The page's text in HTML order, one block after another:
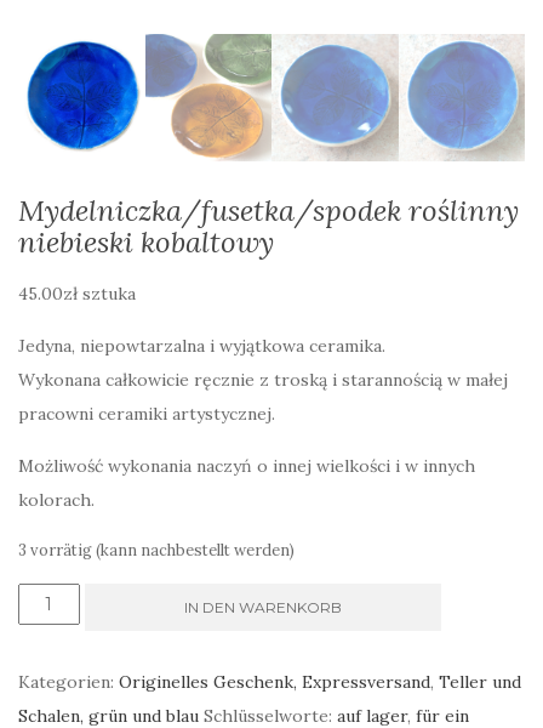
Mydelniczka/fusetka/spodek roślinny
niebieski kobaltowy
45.00zł sztuka
Jedyna, niepowtarzalna i wyjątkowa ceramika.
Wykonana całkowicie ręcznie z troską i starannością w małej
pracowni ceramiki artystycznej.
Możliwość wykonania naczyń o innej wielkości i w innych
kolorach.
3 vorrätig (kann nachbestellt werden)
Mydelniczka/fusetka/spodek
IN DEN WARENKORB
Kategorien: Originelles Geschenk, Expressversand, Teller und
Schalen, grün und blau Schlüsselworte: auf lager, für ein